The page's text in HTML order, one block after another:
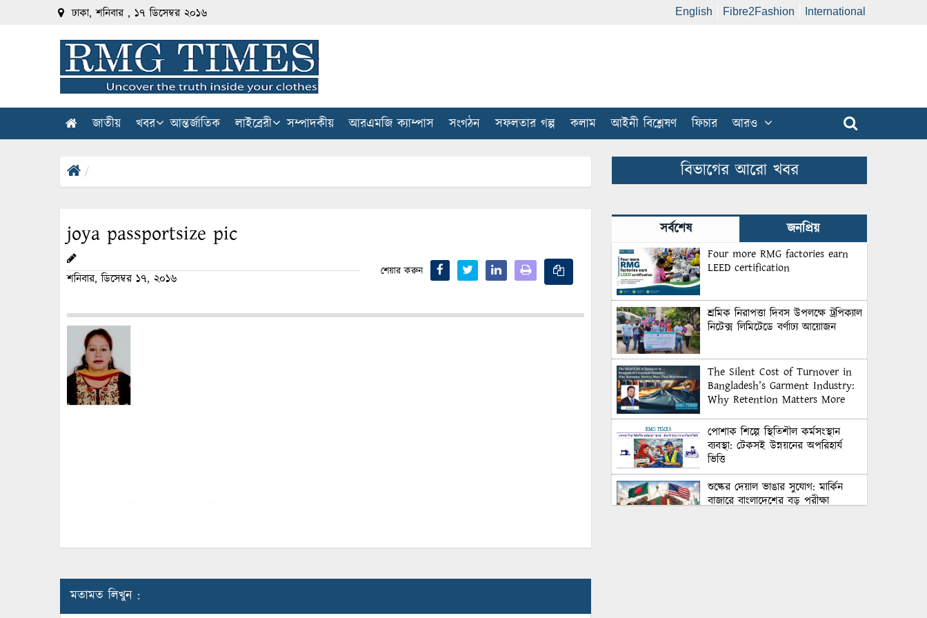
ঢাকা, শনিবার , ১৭ ডিসেম্বর ২০১৬ English Fibre2Fashion International
জাতীয় খবর আন্তর্জাতিক লাইব্রেরী সম্পাদকীয় আরএমজি ক্যাম্পাস সংগঠন সফলতার গল্প কলাম আইনী বিশ্লেষণ ফিচার আরও
joya passportsize pic
শনিবার, ডিসেম্বর ১৭, ২০১৬ শেয়ার করুন
মতামত লিখুন :
বিভাগের আরো খবর
সর্বশেষ জনপ্রিয়
Four more RMG factories earn
LEED certification
শ্রমিক নিরাপত্তা দিবস উপলক্ষে ট্রপিক্যাল
নিটেক্স লিমিটেডে বর্ণাঢ্য আয়োজন
The Silent Cost of Turnover in
Bangladesh’s Garment Industry:
Why Retention Matters More
পোশাক শিল্পে স্থিতিশীল কর্মসংস্থান
ব্যবস্থা: টেকসই উন্নয়নের অপরিহার্য
ভিত্তি
শুল্কের দেয়াল ভাঙার সুযোগ: মার্কিন
বাজারে বাংলাদেশের বড় পরীক্ষা